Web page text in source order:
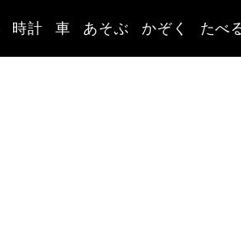
時計 車 あそぶ かぞく たべ